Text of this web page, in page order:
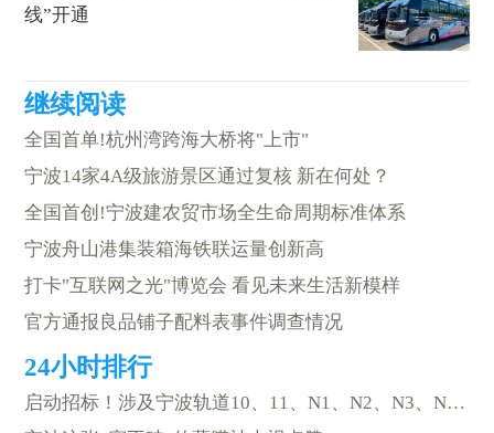
线”开通
全国首单!杭州湾跨海大桥将"上市"
宁波14家4A级旅游景区通过复核 新在何处？
全国首创!宁波建农贸市场全生命周期标准体系
宁波舟山港集装箱海铁联运量创新高
打卡"互联网之光"博览会 看见未来生活新模样
官方通报良品铺子配料表事件调查情况
启动招标！涉及宁波轨道10、11、N1、N2、N3、N6等线路